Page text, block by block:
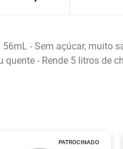
- Sem açúcar, muito
- Rende 5 litros de
PATROCINADO